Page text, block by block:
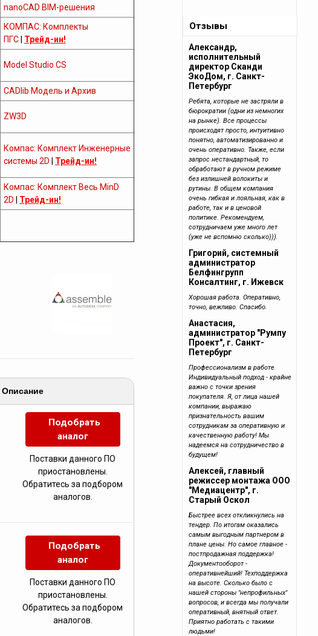
nanoCAD BIM-решения
КОМПАС: Комплекты
ПГС| Трейд-ин!
Model Studio CS
CADlib Модель и Архив
ZW3D
Компас: Комплект Инженерные
системы 2D
Трейд-ин!
Компас: Комплект Весь MinD
2D
Трейд-ин!
Описание
Подобрать
аналог
Поставки данного ПО
приостановлены.
Обратитесь за подбором
аналогов.
Подобрать
аналог
Поставки данного ПО
приостановлены.
Обратитесь за подбором
аналогов.
Отзывы
Александр,
исполнительный
директор Сканди
ЭкоДом, г. Санкт-
Петербург
Ребята, которые не застряли в
бюрократии (одни из немногих
на рынке). Все процессы
происходят просто, интуитивно
понятно, автоматизированно и
очень оперативно. Также, если
запрос нестандартный, то
обработают в ручном режиме
без излишней волокиты и
рутины. В общем компания
очень гибкая и лояльная, как в
работе, так и в ценовой
политике. Рекомендуем,
сотрудничаем уже много лет
(уже не вспомню сколько))).
Григорий, системный
администратор
Белфингрупп
Консалтинг, г. Ижевск
Хорошая работа. Оперативно,
точно, вежливо. Спасибо.
Анастасия,
администратор "Румпу
Проект", г. Санкт-
Петербург
Профессионализм в работе.
Индивидуальный подход - крайне
важно с точки зрения
покупателя. Я, от лица нашей
компании, выражаю
признательность вашим
сотрудникам за оперативную и
качественную работу! Мы
надеемся на сотрудничество в
будущем!
Алексей, главный
режиссер монтажа ООО
"Медиацентр", г.
Старый Оскол
Быстрее всех откликнулись на
тендер. По итогам оказались
самым выгодным партнером в
плане цены. Но самое главное -
постпродажная поддержка!
Документооборот -
оперативнейший! Техподдержка
на высоте. Сколько было с
нашей стороны "непрофильных"
вопросов, и всегда мы получали
оперативный, внятный ответ.
Приятно работать с такими
людьми!